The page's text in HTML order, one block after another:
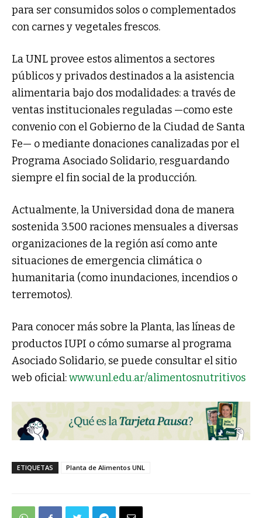
para ser consumidos solos o complementados
con carnes y vegetales frescos.
La UNL provee estos alimentos a sectores
públicos y privados destinados a la asistencia
alimentaria bajo dos modalidades: a través de
ventas institucionales reguladas —como este
convenio con el Gobierno de la Ciudad de Santa
Fe— o mediante donaciones canalizadas por el
Programa Asociado Solidario, resguardando
siempre el fin social de la producción.
Actualmente, la Universidad dona de manera
sostenida 3.500 raciones mensuales a diversas
organizaciones de la región así como ante
situaciones de emergencia climática o
humanitaria (como inundaciones, incendios o
terremotos).
Para conocer más sobre la Planta, las líneas de
productos IUPI o cómo sumarse al programa
Asociado Solidario, se puede consultar el sitio
web oficial:www.unl.edu.ar/alimentosnutritivos
ETIQUETAS Planta de Alimentos UNL